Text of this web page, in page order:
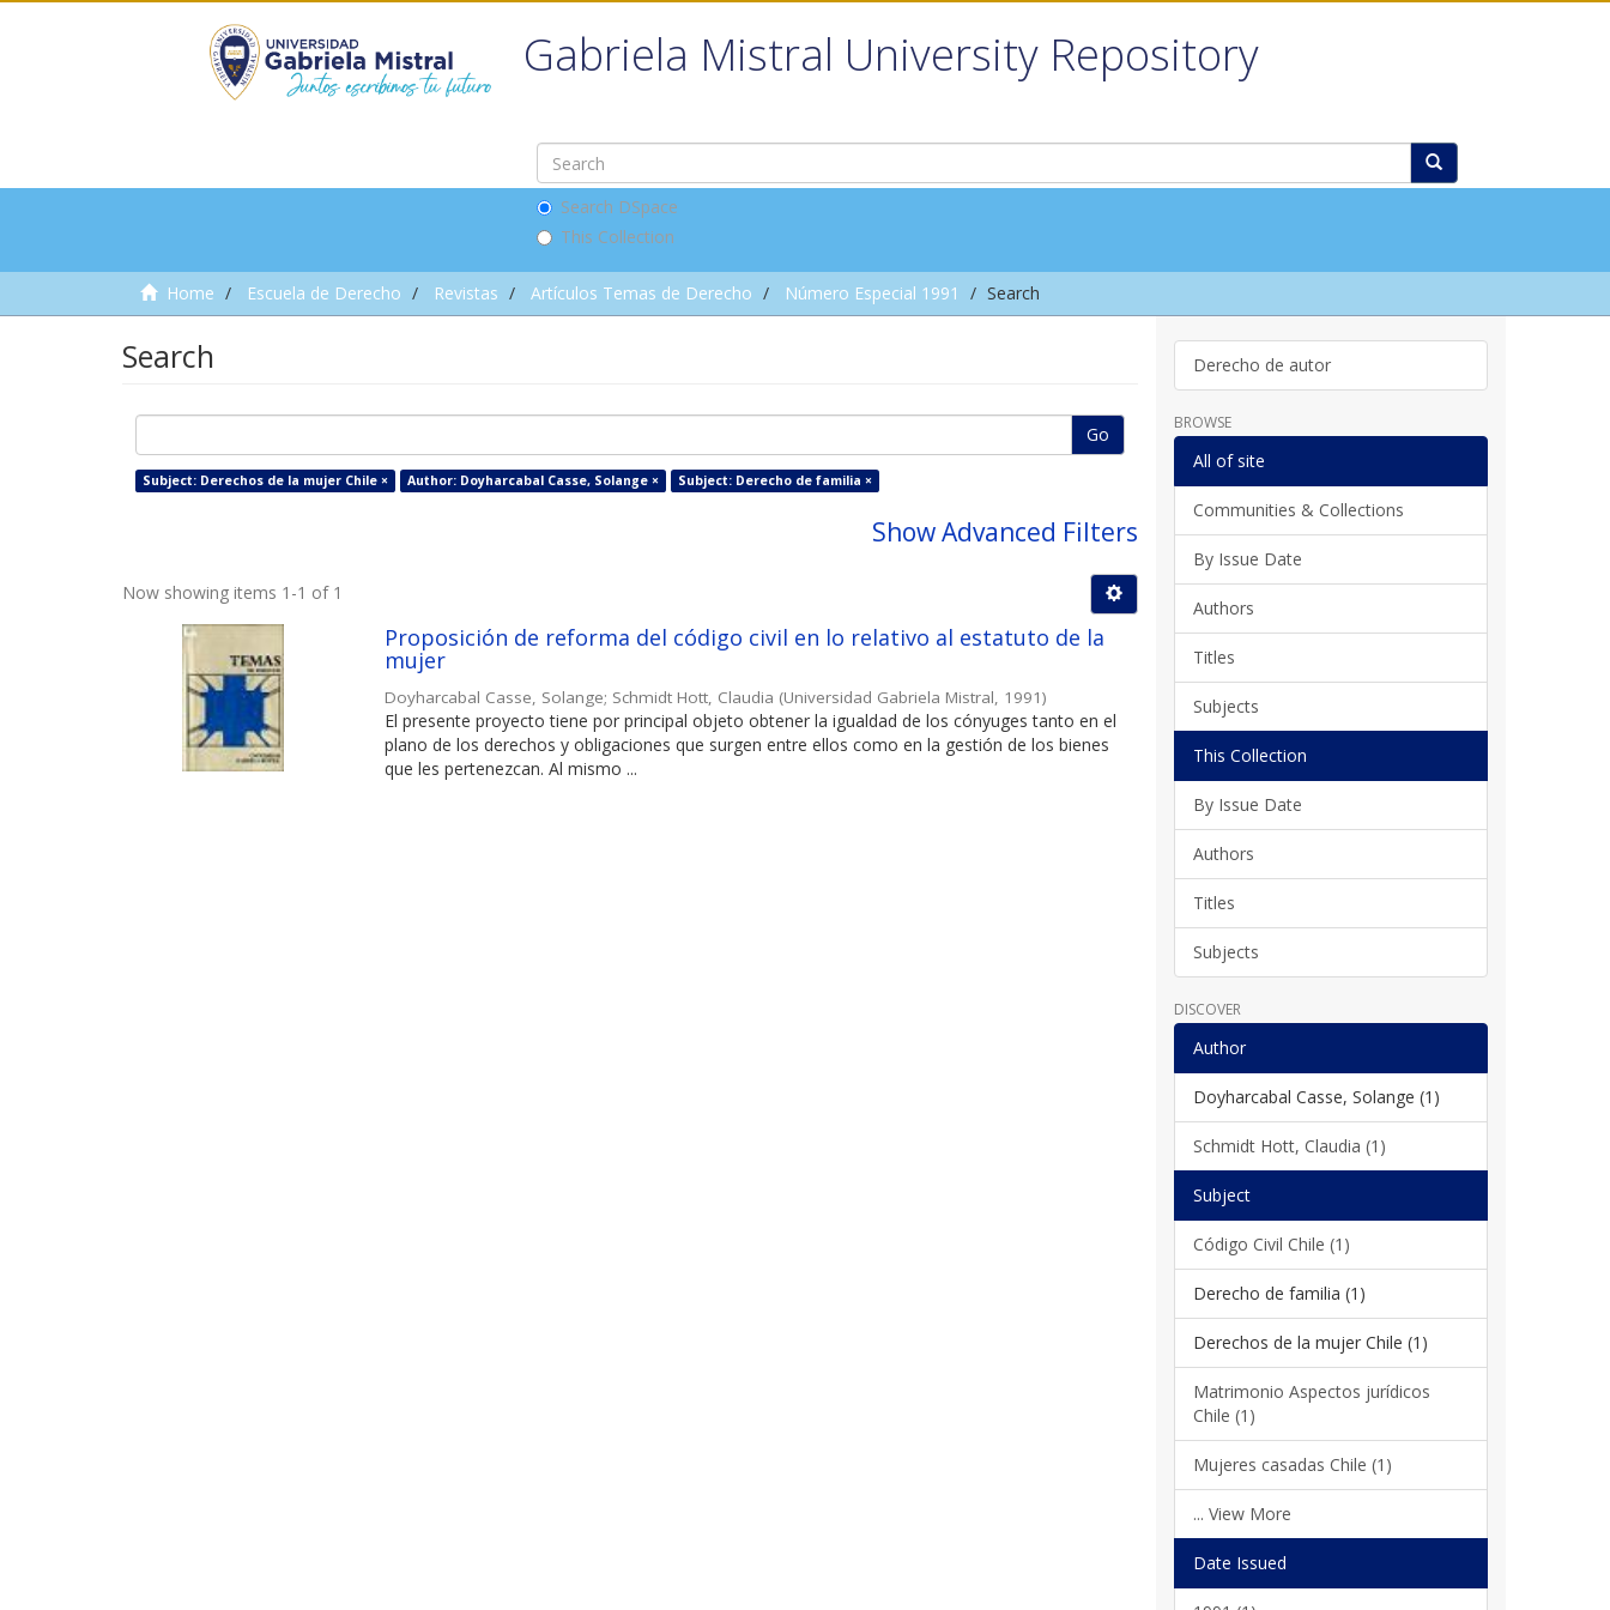
Gabriela Mistral University Repository
Search DSpace
This Collection
Home Escuela de Derecho Revistas Artículos Temas de Derecho Número Especial 1991 Search
Search
Go
Subject: Derechos de la mujer Chile × Author: Doyharcabal Casse, Solange × Subject: Derecho de familia ×
Show Advanced Filters
Now showing items 1-1 of 1
Proposición de reforma del código civil en lo relativo al estatuto de la
mujer
Doyharcabal Casse, Solange; Schmidt Hott, Claudia (Universidad Gabriela Mistral 1991)
El presente proyecto tiene por principal objeto obtener la igualdad de los cónyuges tanto en el
plano de los derechos y obligaciones que surgen entre ellos como en la gestión de los bienes
que les pertenezcan. Al mismo ...
Derecho de autor
BROWSE
All of site
Communities & Collections
By Issue Date
Authors
Titles
Subjects
This Collection
By Issue Date
Authors
Titles
Subjects
DISCOVER
Author
Doyharcabal Casse, Solange (1)
Schmidt Hott, Claudia (1)
Subject
Código Civil Chile (1)
Derecho de familia (1)
Derechos de la mujer Chile (1)
Matrimonio Aspectos jurídicos
Chile (1)
Mujeres casadas Chile (1)
... View More
Date Issued